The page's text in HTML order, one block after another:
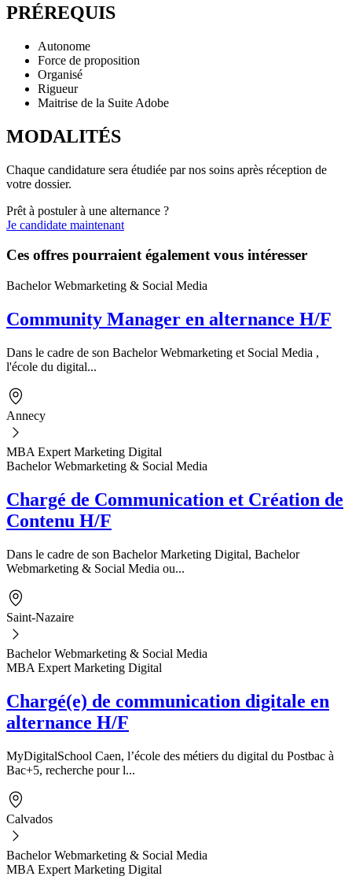
PRÉREQUIS
Autonome
Force de proposition
Organisé
Rigueur
Maitrise de la Suite Adobe
MODALITÉS
Chaque candidature sera étudiée par nos soins après réception de
votre dossier.
Prêt à postuler à une alternance ?
Je candidate maintenant
Ces offres pourraient également vous intéresser
Bachelor Webmarketing & Social Media
Community Manager en alternance H/F
Dans le cadre de son Bachelor Webmarketing et Social Media ,
l'école du digital...
Annecy
MBA Expert Marketing Digital
Bachelor Webmarketing & Social Media
Chargé de Communication et Création de
Contenu H/F
Dans le cadre de son Bachelor Marketing Digital, Bachelor
Webmarketing & Social Media ou...
Saint-Nazaire
Bachelor Webmarketing & Social Media
MBA Expert Marketing Digital
Chargé(e) de communication digitale en
alternance H/F
MyDigitalSchool Caen, l’école des métiers du digital du Postbac à
Bac+5, recherche pour l...
Calvados
Bachelor Webmarketing & Social Media
MBA Expert Marketing Digital